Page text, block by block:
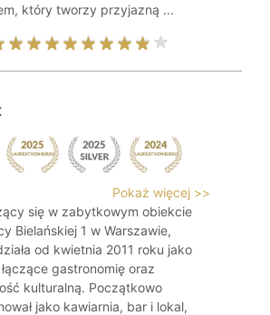
który tworzy przyjazną ...
Pokaż więcej >>
się w zabytkowym obiekcie
Bielańskiej 1 w Warszawie,
od kwietnia 2011 roku jako
gastronomię oraz
kulturalną. Początkowo
jako kawiarnia, bar i lokal,